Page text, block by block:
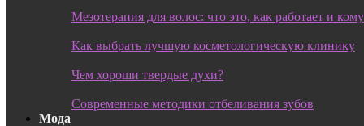
Мезотерапия для волос: что это, как работает и
Как выбрать лучшую косметологическую клинику
Чем хороши твердые духи?
Современные методики отбеливания зубов
Мода